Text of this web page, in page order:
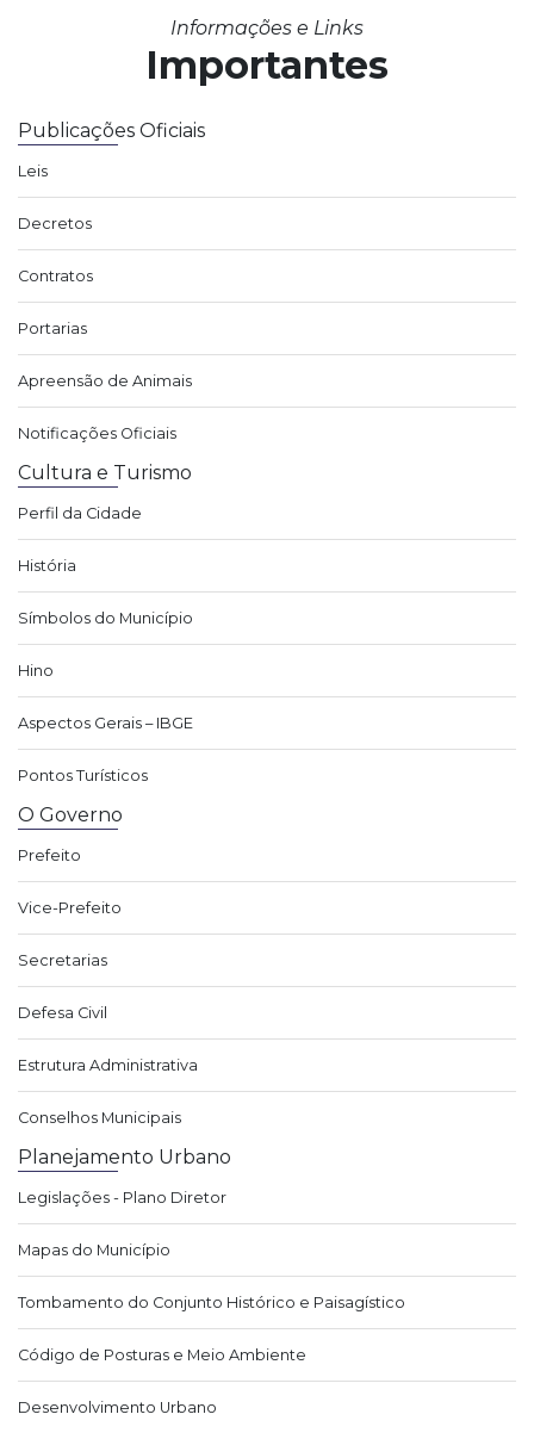
Informações e Links
Importantes
Publicações Oficiais
Leis
Decretos
Contratos
Portarias
Apreensão de Animais
Notificações Oficiais
Cultura e Turismo
Perfil da Cidade
História
Símbolos do Município
Hino
Aspectos Gerais – IBGE
Pontos Turísticos
O Governo
Prefeito
Vice-Prefeito
Secretarias
Defesa Civil
Estrutura Administrativa
Conselhos Municipais
Planejamento Urbano
Legislações - Plano Diretor
Mapas do Município
Tombamento do Conjunto Histórico e Paisagístico
Código de Posturas e Meio Ambiente
Desenvolvimento Urbano